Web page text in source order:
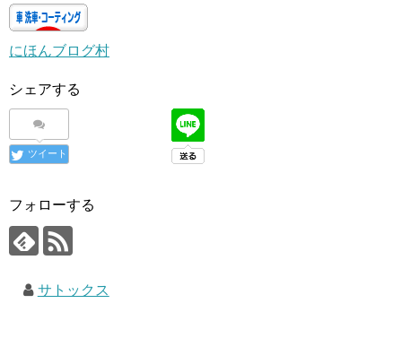
にほんブログ村
シェアする
ツイート
フォローする
サトックス